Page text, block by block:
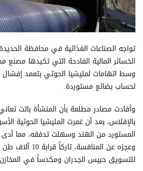
تواجه الصناعات الغذائية في محافظة
الخسائر المالية الفادحة التي تكبدها مصنع
وسط اتهامات لمليشيا الحوثي بتعمد إفشال
لحساب بضائع مستوردة.
وأفادت مصادر مطلعة بأن المنشأة باتت
بالإفلاس، بعد أن غمرت المليشيا الحوثية
المستورد من الهند وسهلت تدفقه، مما
وعجزه عن
للتسويق حبيس الجدران ومكدساً في